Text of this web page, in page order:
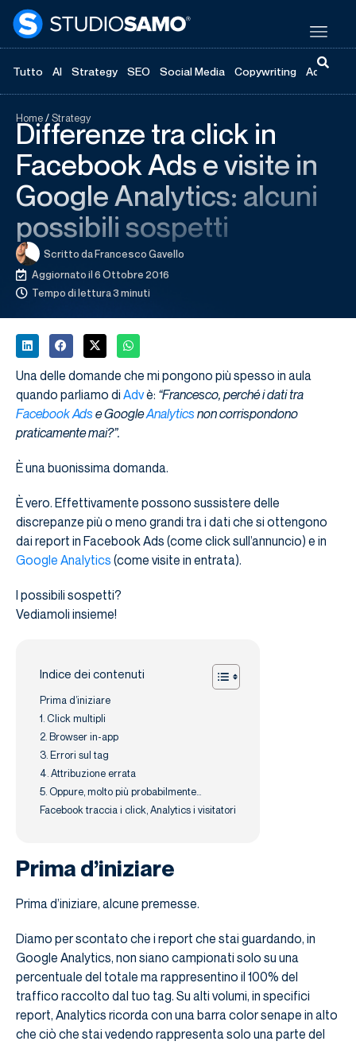
Tutto AI Strategy SEO Social Media Copywriting
Home/Strategy
Differenze tra click in
Facebook Ads e visite in
Google Analytics: alcuni
possibili sospetti
Scritto daFrancesco Gavello
Aggiornato il 6 Ottobre 2016
Tempo di lettura 3 minuti
Una delle domande che mi pongono più spesso in aula
quando parliamo di Advè: “Francesco, perché i dati tra
Facebook Ads e GoogleAnalytics non corrispondono
praticamente mai?”.
È una buonissima domanda.
È vero. Effettivamente possono sussistere delle
discrepanze più o meno grandi tra i dati che si ottengono
dai report in Facebook Ads (come click sull’annuncio) e in
Google Analytics (come visite in entrata).
I possibili sospetti?
Vediamoli insieme!
Indice dei contenuti
Prima d’iniziare
1. Click multipli
2. Browser in-app
3. Errori sul tag
4. Attribuzione errata
5. Oppure, molto più probabilmente…
Facebook traccia i click, Analytics i visitatori
Prima d’iniziare
Prima d’iniziare, alcune premesse.
Diamo per scontato che i report che stai guardando, in
Google Analytics, non siano campionati solo su una
percentuale del totale ma rappresentino il 100% del
traffico raccolto dal tuo tag. Su alti volumi, in specifici
report, Analytics ricorda con una barra color senape in alto
che ciò che stai vedendo rappresenta solo una parte del